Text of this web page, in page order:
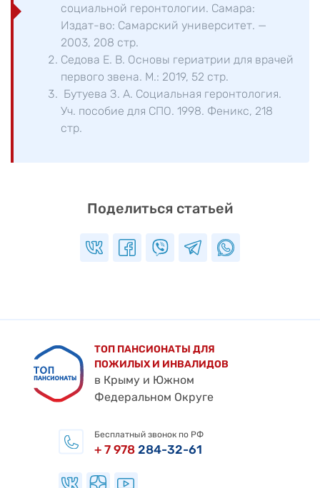
социальной геронтологии. Самара:
Издат-во: Самарский университет. —
2003, 208 стр.
Седова Е. В. Основы гериатрии для врачей
первого звена. М.: 2019, 52 стр.
Бутуева З. А. Социальная геронтология.
Уч. пособие для СПО. 1998. Феникс, 218
стр.
Поделиться статьей
ТОП ПАНСИОНАТЫ ДЛЯ
ПОЖИЛЫХ И ИНВАЛИДОВ
в Крыму и Южном
Федеральном Округе
Бесплатный звонок по РФ
+ 7 978284-32-61